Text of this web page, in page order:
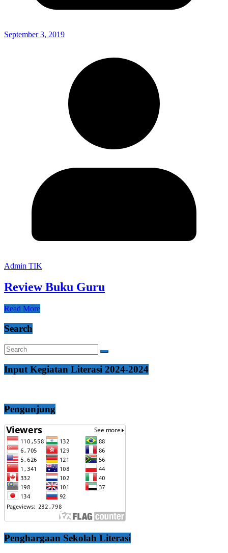
September 3, 2019
Admin TIK
Review Buku Guru
Read More
Search
Input Kegiatan Literasi 2024-2024
Pengunjung
Penghargaan Sekolah Literasi